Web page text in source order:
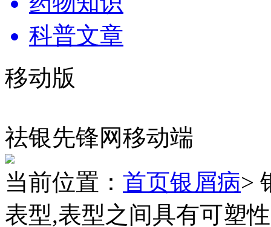
科普文章
移动版
祛银先锋网移动端
当前位置： 首页银屑病>
表型,表型之间具有可塑性